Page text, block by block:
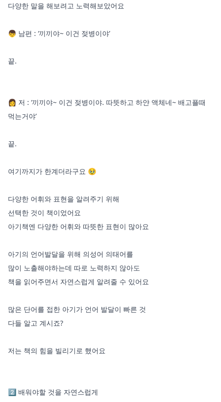
다양한 말을 해보려고 노력해보았어요
👦 남편 : ‘끼끼야~ 이건 젖병이야’
끝.
👩 저 : ‘끼끼야~ 이건 젖병이야. 따뜻하고 하얀 액체네~ 배고플때
먹는거야’
끝.
여기까지가 한계더라구요 🥹
다양한 어휘와 표현을 알려주기 위해
선택한 것이 책이었어요
아기책엔 다양한 어휘와 따뜻한 표현이 많아요
아기의 언어발달을 위해 의성어 의태어를
많이 노출해야하는데 따로 노력하지 않아도
책을 읽어주면서 자연스럽게 알려줄 수 있어요
많은 단어를 접한 아기가 언어 발달이 빠른 것
다들 알고 계시죠?
저는 책의 힘을 빌리기로 했어요
2️⃣ 배워야할 것을 자연스럽게